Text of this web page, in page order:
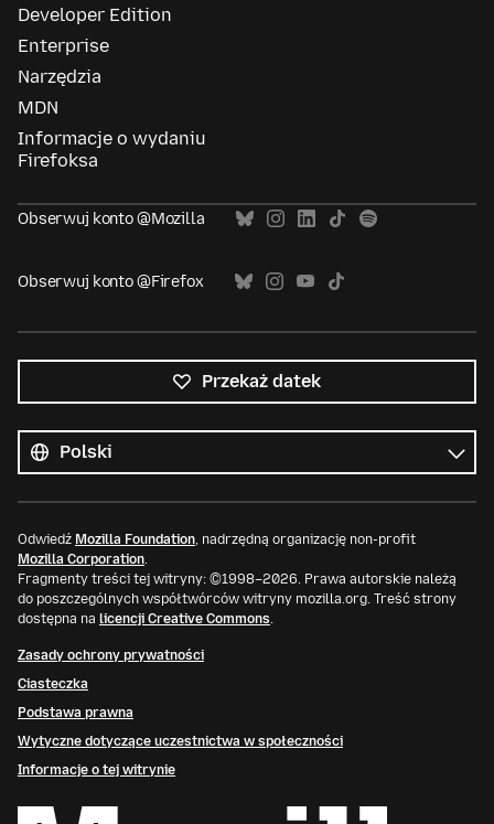
Developer Edition
Enterprise
Narzędzia
MDN
Informacje o wydaniu
Firefoksa
Obserwuj konto @Mozilla
Obserwuj konto @Firefox
Przekaż datek
języki
Język
Odwiedź Mozilla Foundation, nadrzędną organizację non-profit
Mozilla Corporation.
Fragmenty treści tej witryny: ©1998–2026. Prawa autorskie należą
do poszczególnych współtwórców witryny mozilla.org. Treść strony
dostępna na licencji Creative Commons.
Zasady ochrony prywatności
Ciasteczka
Podstawa prawna
Wytyczne dotyczące uczestnictwa w społeczności
Informacje o tej witrynie